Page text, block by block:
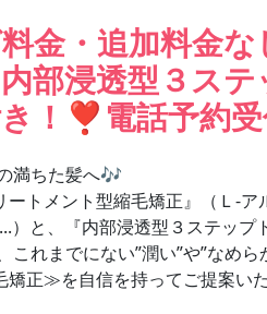
金・追加料金
部浸透型３ス
き！❣電話予約
満ちた髪へ🎶
ートメント型縮毛矯正』（Ｌ-
）と、『内部浸透型３ステッ
これまでにない”潤い”や”なめ
矯正≫を自信を持ってご提案い